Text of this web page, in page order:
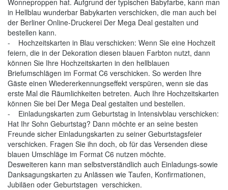
Wonneproppen hat. Aufgrund der typischen Babyfarbe, kann man
in Hellblau wunderbar Babykarten verschicken, die man auch bei
der Berliner Online-Druckerei Der Mega Deal gestalten und
bestellen kann.
- Hochzeitskarten in Blau verschicken: Wenn Sie eine Hochzeit
feiern, die in der Dekoration diesen blauen Farbton nutzt, dann
können Sie Ihre Hochzeitskarten in den hellblauen
Briefumschlägen im Format C6 verschicken. So werden Ihre
Gäste einen Wiedererkennungseffekt verspüren, wenn sie das
erste Mal die Räumlichkeiten betreten. Auch Ihre Hochzeitskarten
können Sie bei Der Mega Deal gestalten und bestellen.
- Einladungskarten zum Geburtstag in Intensivblau verschicken:
Hat Ihr Sohn Geburtstag? Dann möchte er an seine besten
Freunde sicher Einladungskarten zu seiner Geburtstagsfeier
verschicken. Fragen Sie ihn doch, ob für das Versenden diese
blauen Umschläge im Format C6 nutzen möchte.
Desweiteren kann man selbstverständlich auch Einladungs-sowie
Danksagungskarten zu Anlässen wie Taufen, Konfirmationen,
Jubiläen oder Geburtstagen verschicken.